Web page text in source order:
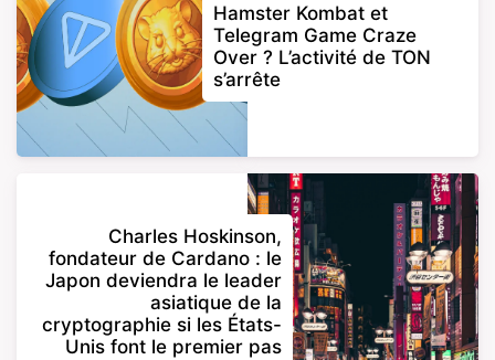
Hamster Kombat et
Telegram Game Craze
Over ? L’activité de TON
s’arrête
Charles Hoskinson,
fondateur de Cardano : le
Japon deviendra le leader
asiatique de la
cryptographie si les États-
Unis font le premier pas